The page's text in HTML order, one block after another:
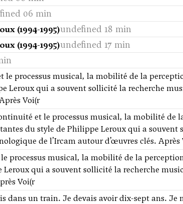
06 min
(1994-1995)undefined 18 min
(1994-1995)undefined 17 min
le processus musical, la mobilité de la
Leroux qui a souvent sollicité la recherche
Voi(r
et le processus musical, la mobilité de
du style de Philippe Leroux qui a souvent
de l’Ircam autour d’œuvres clés. Après
processus musical, la mobilité de la
Leroux qui a souvent sollicité la recherche
Voi(r
dans un train. Je devais avoir dix-sept ans. Je